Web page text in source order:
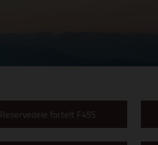
Reservedele fortelt F45S